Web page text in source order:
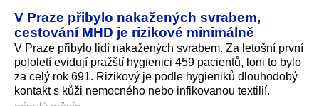
V Praze přibylo nakažených svrabem,
cestování MHD je rizikové minimálně
V Praze přibylo lidí nakažených svrabem. Za letošní první
pololetí evidují pražští hygienici 459 pacientů, loni to bylo
za celý rok 691. Rizikový je podle hygieniků dlouhodobý
kontakt s kůži nemocného nebo infikovanou textilií.